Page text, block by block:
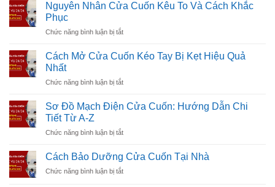
Nguyên Nhân Cửa Cuốn Kêu To Và Cách Khắc
Phục
Chức năng bình luận bị tắtở
Nhân
Kêu
Và
Phục
Cách Mở Cửa Cuốn Kéo Tay Bị Kẹt Hiệu Quả
Nhất
Chức năng bình luận bị tắtở
Mở
Kéo
Bị
Hiệu
Sơ Đồ Mạch Điện Cửa Cuốn: Hướng Dẫn Chi
Tiết Từ A-Z
Chức năng bình luận bị tắtở
Đồ
Điện
Cách Bảo Dưỡng Cửa Cuốn Tại Nhà
Chức năng bình luận bị tắtở